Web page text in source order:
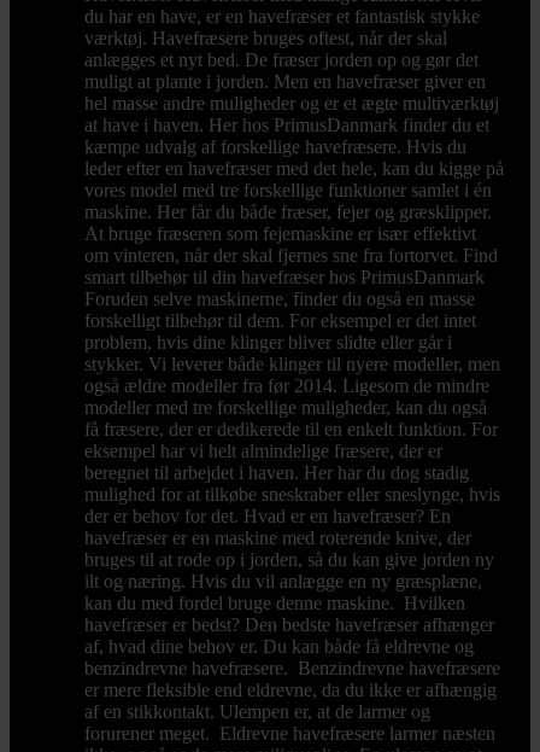
du har en have, er en havefræser et fantastisk stykke
værktøj. Havefræsere bruges oftest, når der skal
anlægges et nyt bed. De fræser jorden op og gør det
muligt at plante i jorden. Men en havefræser giver en
hel masse andre muligheder og er et ægte multiværktøj
at have i haven. Her hos PrimusDanmark finder du et
kæmpe udvalg af forskellige havefræsere. Hvis du
leder efter en havefræser med det hele, kan du kigge på
vores model med tre forskellige funktioner samlet i én
maskine. Her får du både fræser, fejer og græsklipper.
At bruge fræseren som fejemaskine er især effektivt
om vinteren, når der skal fjernes sne fra fortorvet. Find
smart tilbehør til din havefræser hos PrimusDanmark
Foruden selve maskinerne, finder du også en masse
forskelligt tilbehør til dem. For eksempel er det intet
problem, hvis dine klinger bliver slidte eller går i
stykker. Vi leverer både klinger til nyere modeller, men
også ældre modeller fra før 2014. Ligesom de mindre
modeller med tre forskellige muligheder, kan du også
få fræsere, der er dedikerede til en enkelt funktion. For
eksempel har vi helt almindelige fræsere, der er
beregnet til arbejdet i haven. Her har du dog stadig
mulighed for at tilkøbe sneskraber eller sneslynge, hvis
der er behov for det. Hvad er en havefræser? En
havefræser er en maskine med roterende knive, der
bruges til at rode op i jorden, så du kan give jorden ny
ilt og næring. Hvis du vil anlægge en ny græsplæne,
kan du med fordel bruge denne maskine. Hvilken
havefræser er bedst? Den bedste havefræser afhænger
af, hvad dine behov er. Du kan både få eldrevne og
benzindrevne havefræsere. Benzindrevne havefræsere
er mere fleksible end eldrevne, da du ikke er afhængig
af en stikkontakt. Ulempen er, at de larmer og
forurener meget. Eldrevne havefræsere larmer næsten